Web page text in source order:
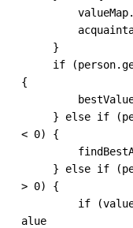
}
if
{
bestValue
} else if
< 0) {
} else if
> 0) {
if
alue